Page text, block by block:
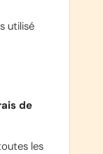
utilisé
de
les